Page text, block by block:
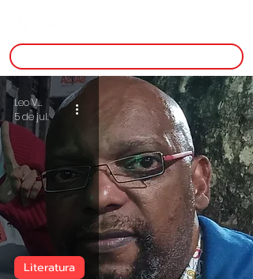
Literatura
Leo Viana
5 de jul.